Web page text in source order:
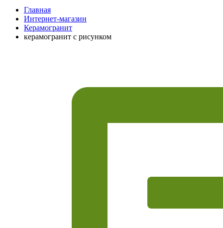
Главная
Интернет-магазин
Керамогранит
керамогранит с рисунком